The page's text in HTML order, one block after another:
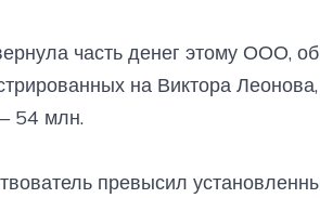
часть денег этому ООО,
на Виктора
54 млн.
превысил